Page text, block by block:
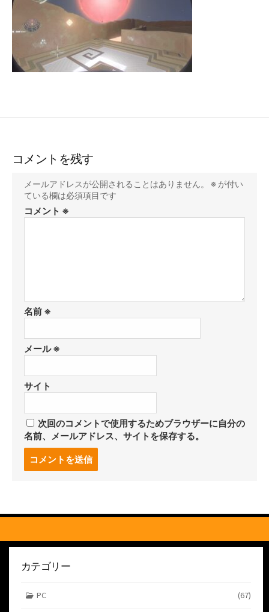
コメントを残す
メールアドレスが公開されることはありません。 ※ が付い
ている欄は必須項目です
コメント ※
名前 ※
メール※
サイト
次回のコメントで使用するためブラウザーに自分の
名前、メールアドレス、サイトを保存する。
る
カテゴリー
PC (67)